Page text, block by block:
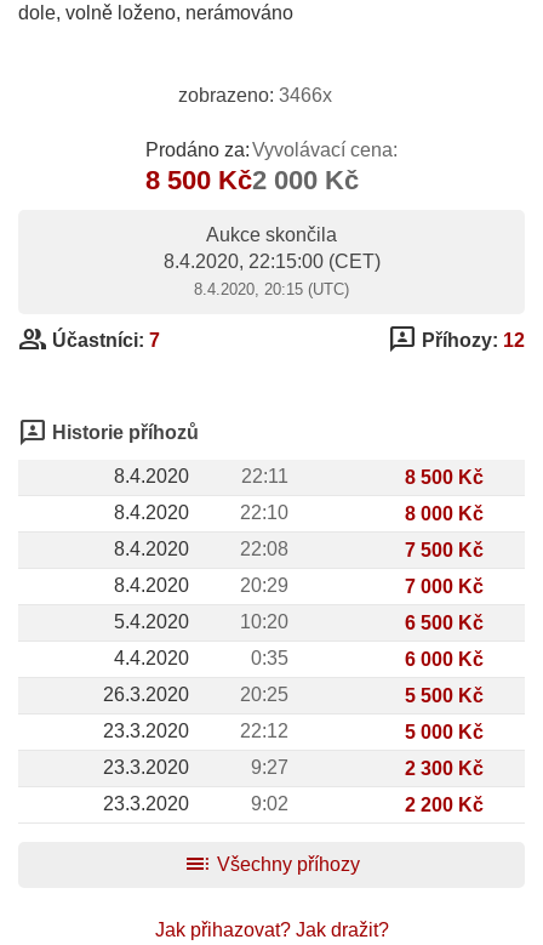
dole, volně loženo, nerámováno
zobrazeno: 3466x
Prodáno za:
8 500 Kč
Vyvolávací cena:
2 000 Kč
Aukce skončila
8.4.2020, 22:15:00(CET)
8.4.2020, 20:15 (UTC)
group Účastníci: 7 3p Příhozy: 12
3p Historie příhozů
8.4.2020 22:11
8 500 Kč
8.4.2020
22:10
8 000 Kč
8.4.2020
22:08
7 500 Kč
8.4.2020
20:29
7 000 Kč
5.4.2020
10:20
6 500 Kč
4.4.2020
0:35
6 000 Kč
26.3.2020
20:25
5 500 Kč
23.3.2020
22:12
5 000 Kč
23.3.2020
9:27
2 300 Kč
23.3.2020
9:02 2 200 Kč
toc Všechny příhozy
Jak přihazovat? Jak dražit?